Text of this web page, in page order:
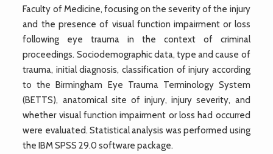
Faculty of Medicine, focusing on the severity of the injury
and the presence of visual function impairment or loss
following eye trauma in the context of criminal
proceedings. Sociodemographic data, type and cause of
trauma, initial diagnosis, classification of injury according
to the Birmingham Eye Trauma Terminology System
(BETTS), anatomical site of injury, injury severity, and
whether visual function impairment or loss had occurred
were evaluated. Statistical analysis was performed using
the IBM SPSS 29.0 software package.